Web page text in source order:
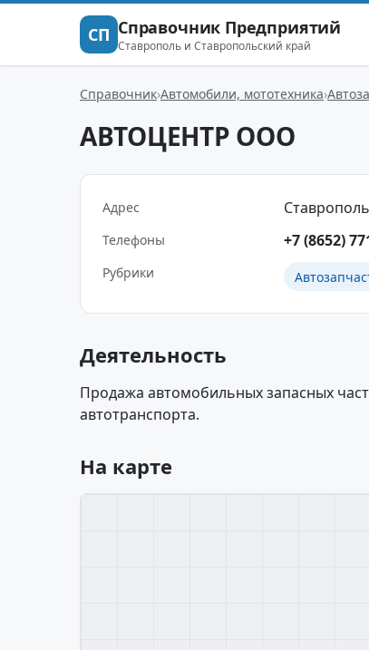
СП Справочник Предприятий
Ставрополь и Ставропольский край
Справочник Автомобили, мототехника
АВТОЦЕНТР ООО
Адрес
Телефоны +7 (8652)
Рубрики
Деятельность
Продажа автомобильных запасных
автотранспорта.
На карте